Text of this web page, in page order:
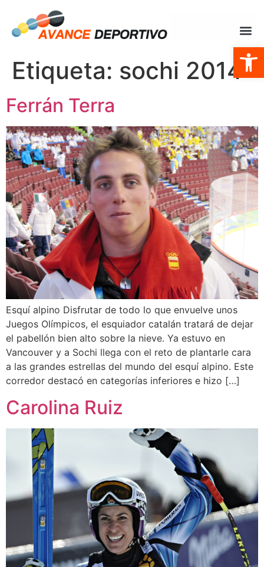
Abrir
Etiqueta: sochi 2014
Ferrán Terra
Esquí alpino Disfrutar de todo lo que envuelve unos
Juegos Olímpicos, el esquiador catalán tratará de dejar
el pabellón bien alto sobre la nieve. Ya estuvo en
Vancouver y a Sochi llega con el reto de plantarle cara
a las grandes estrellas del mundo del esquí alpino. Este
corredor destacó en categorías inferiores e hizo […]
Carolina Ruiz